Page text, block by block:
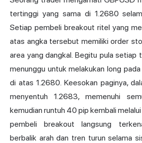
tertinggi yang sama di 1.2680
Setiap pembeli breakout ritel yang
atas angka tersebut memiliki order
area yang dangkal. Begitu pula setiap
menunggu untuk melakukan long
di atas 1.2680. Keesokan paginya,
menyentuh 1.2683, memenuhi
kemudian runtuh 40 pip kembali melalui
pembeli breakout langsung
berbalik arah dan tren turun selama